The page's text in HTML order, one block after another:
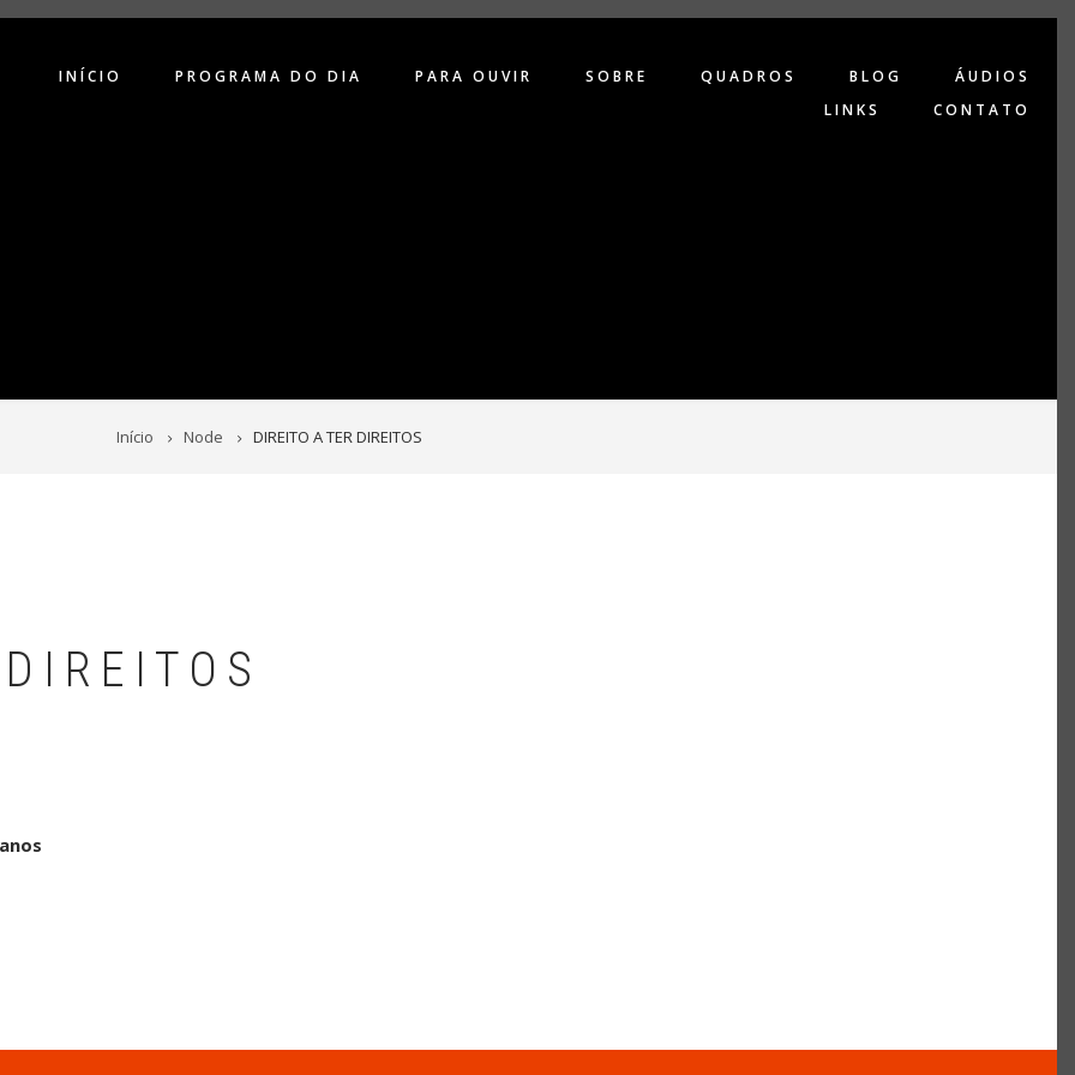
INÍCIO PROGRAMA DO DIA PARA OUVIR SOBRE QUADROS BLOG
ÁUDIOS
LINKS
CONTATO
Início Node DIREITO A TER DIREITOS